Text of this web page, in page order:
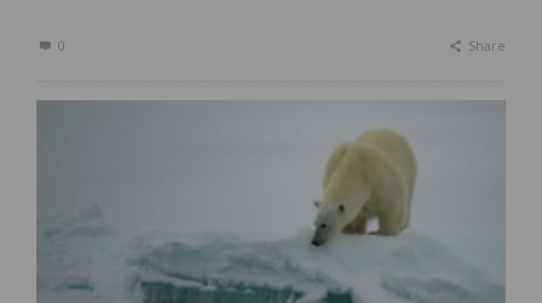
0 Share